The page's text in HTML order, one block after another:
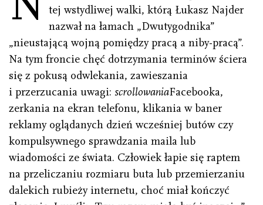
tej wstydliwej walki, którą Łukasz Najder
nazwał na łamach „Dwutygodnika”
„nieustającą wojną pomiędzy pracą a niby-pracą”.
Na tym froncie chęć dotrzymania terminów ściera
się z pokusą odwlekania, zawieszania
i przerzucania uwagi: scrollowaniaFacebooka,
zerkania na ekran telefonu, klikania w baner
reklamy oglądanych dzień wcześniej butów czy
kompulsywnego sprawdzania maila lub
wiadomości ze świata. Człowiek łapie się raptem
na przeliczaniu rozmiaru buta lub przemierzaniu
dalekich rubieży internetu, choć miał kończyć